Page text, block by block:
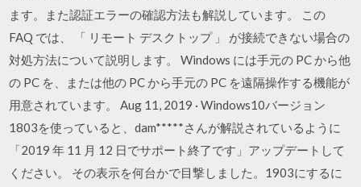
ます。また認証エラーの確認方法も解説しています。 この
FAQ では、 「 リモート デスクトップ 」 が接続できない場合の
対処方法について説明します。 Windows には手元の PC から他
の PC を、または他の PC から手元の PC を遠隔操作する機能が
用意されています。 Aug 11, 2019 · Windows10バージョン
1803を使っていると、dam*****さんが解説されているように
「2019 年 11 月 12 日でサポート終了です」アップデートして
ください。 その表示を何台かで目撃しました。1903にするに